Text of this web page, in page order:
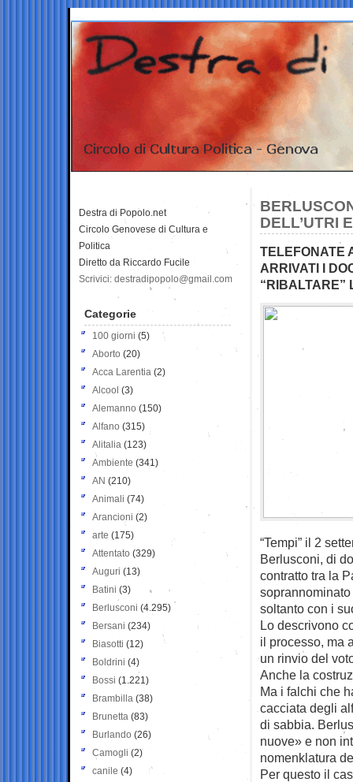
DELL’UTRI
TELEFONATE
ARRIVATI I
“RIBALTARE”
“Tempi” il 2
Berlusconi, di
contratto tra la
soltanto con i
Lo descrivono
il processo, ma
un rinvio del
Anche la
Ma i falchi che
cacciata degli
di sabbia.
nuove» e non
nomenklatura
Per questo il
Destra di Popolo.net
Circolo Genovese di Cultura e
Politica
Diretto da Riccardo Fucile
Scrivici: destradipopolo@gmail.com
Categorie
100 giorni (5)
Aborto (20)
Acca Larentia (2)
Alcool (3)
Alemanno (150)
Alfano (315)
Alitalia (123)
Ambiente (341)
AN (210)
Animali (74)
Arancioni (2)
arte (175)
Attentato (329)
Auguri (13)
Batini (3)
Berlusconi (4.295)
Bersani (234)
Biasotti (12)
Boldrini (4)
Bossi (1.221)
Brambilla (38)
Brunetta (83)
Burlando (26)
Camogli (2)
canile (4)